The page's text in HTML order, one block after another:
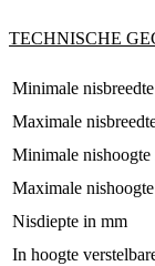
TECHNISCHE
Minimale
Maximale
Minimale nishoogte
Maximale
Nisdiepte in mm
In hoogte